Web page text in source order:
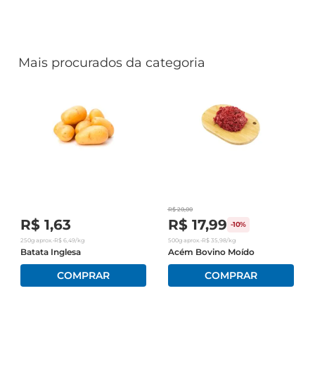
Mais procurados da categoria
R$ 1,63
250g aprox. •R$ 6,49/kg
Batata Inglesa
R$ 20,00
R$ 17,99 -10%
500gaprox. •R$ 35,98/kg
Acém Bovino Moído